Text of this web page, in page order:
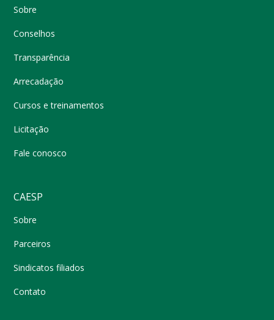
Sobre
Conselhos
Transparência
Arrecadação
Cursos e treinamentos
Licitação
Fale conosco
CAESP
Sobre
Parceiros
Sindicatos filiados
Contato